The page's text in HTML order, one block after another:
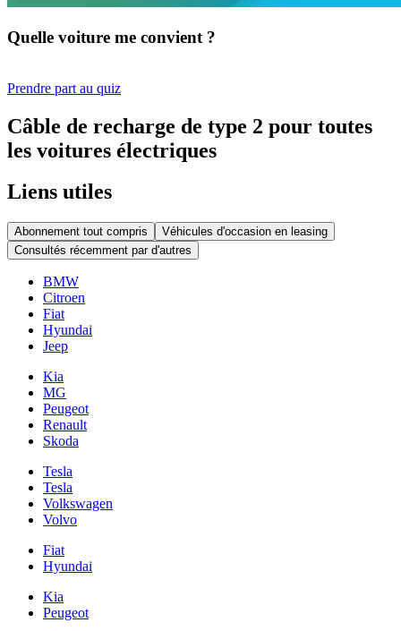
Quelle voiture me convient ?
Prendre part au quiz
Câble de recharge de type 2 pour toutes
les voitures électriques
Liens utiles
Abonnement tout compris
Véhicules d'occasion en leasing
Consultés récemment par d'autres
BMW
Citroen
Fiat
Hyundai
Jeep
Kia
MG
Peugeot
Renault
Skoda
Tesla
Tesla
Volkswagen
Volvo
Fiat
Hyundai
Kia
Peugeot